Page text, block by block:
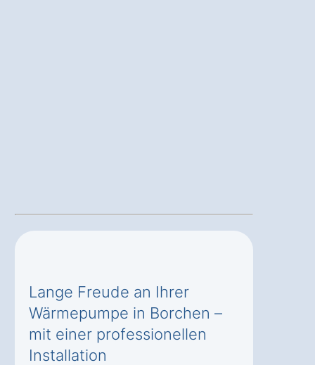
Lange Freude an Ihrer
Wärmepumpe in Borchen –
mit einer professionellen
Installation